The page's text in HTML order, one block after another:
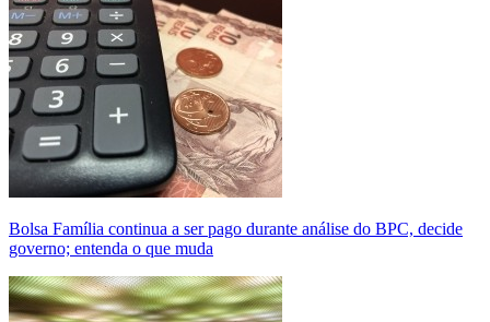
Bolsa Família continua a ser pago durante análise do BPC, decide
governo; entenda o que muda